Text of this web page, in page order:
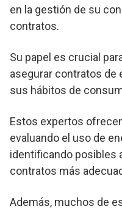
en la gestión de su
contratos.
Su papel es crucial
asegurar contratos de
sus hábitos de
Estos expertos
evaluando el uso de
identificando posibles
contratos más
Además, muchos de